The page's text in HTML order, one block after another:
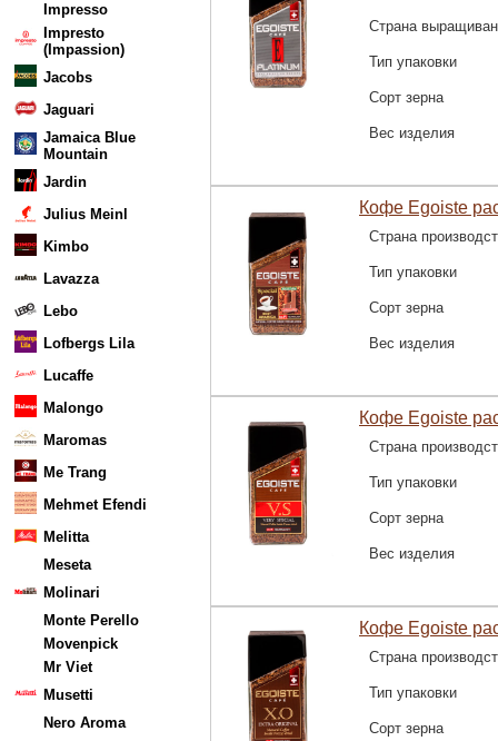
Impresso
Impresto
(Impassion)
Jacobs
Jaguari
Jamaica Blue
Mountain
Jardin
Julius Meinl
Kimbo
Lavazza
Lebo
Lofbergs Lila
Lucaffe
Malongo
Maromas
Me Trang
Mehmet Efendi
Melitta
Meseta
Molinari
Monte Perello
Movenpick
Mr Viet
Musetti
Nero Aroma
Страна
Тип упаковки
Сорт зерна
Вес изделия
Кофе Egoiste
Страна
Тип упаковки
Сорт зерна
Вес изделия
Кофе Egoiste
Страна
Тип упаковки
Сорт зерна
Вес изделия
Кофе Egoiste
Страна
Тип упаковки
Сорт зерна